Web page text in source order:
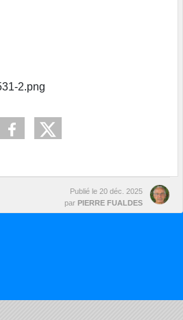
Publié le 20 déc. 2025
par PIERRE FUALDES